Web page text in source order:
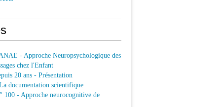
- Approche Neuropsychologique des
chez l'Enfant
20 ans - Présentation
documentation scientifique
100 - Approche neurocognitive de